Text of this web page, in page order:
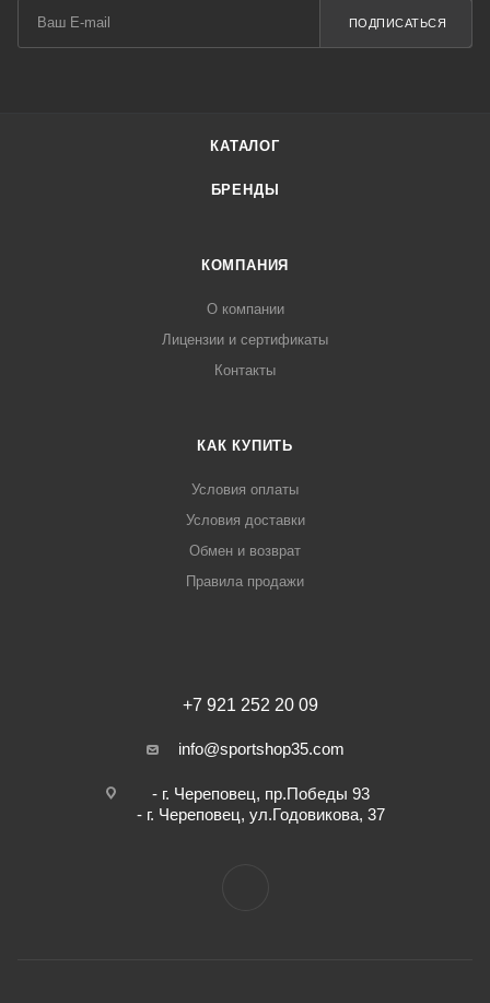
ПОДПИСАТЬСЯ
КАТАЛОГ
БРЕНДЫ
КОМПАНИЯ
О компании
Лицензии и сертификаты
Контакты
КАК КУПИТЬ
Условия оплаты
Условия доставки
Обмен и возврат
Правила продажи
+7 921 252 20 09
info@sportshop35.com
- г. Череповец, пр.Победы 93
- г. Череповец, ул.Годовикова, 37